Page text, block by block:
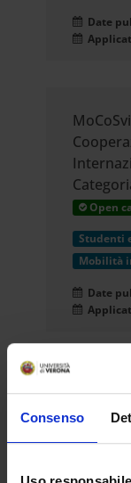
Consenso
Date
Open
Studenti
Mobilità
Date